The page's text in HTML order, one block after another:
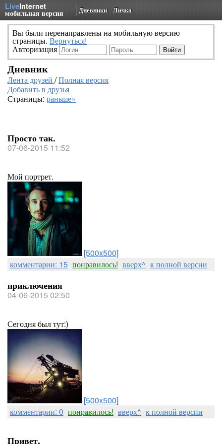
LiveInternet
мобильная версия Дневники Личка
Вы были перенаправлены на мобильную версию
страницы. Вернуться!
Авторизация
Дневник
Лента друзей /Полная версия
Добавить в друзья
Страницы: раньше»
Просто так.
07-06-2015 11:52
Мой портрет.
[500x500]
комментарии: 15 понравилось! вверх^ к полной версии
приключения
04-06-2015 02:50
Сегодня был тут:)
[500x500]
комментарии: 0 понравилось! вверх^ к полной версии
Привет.